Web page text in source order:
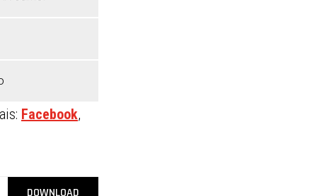
Facebook,
DOWNLOAD